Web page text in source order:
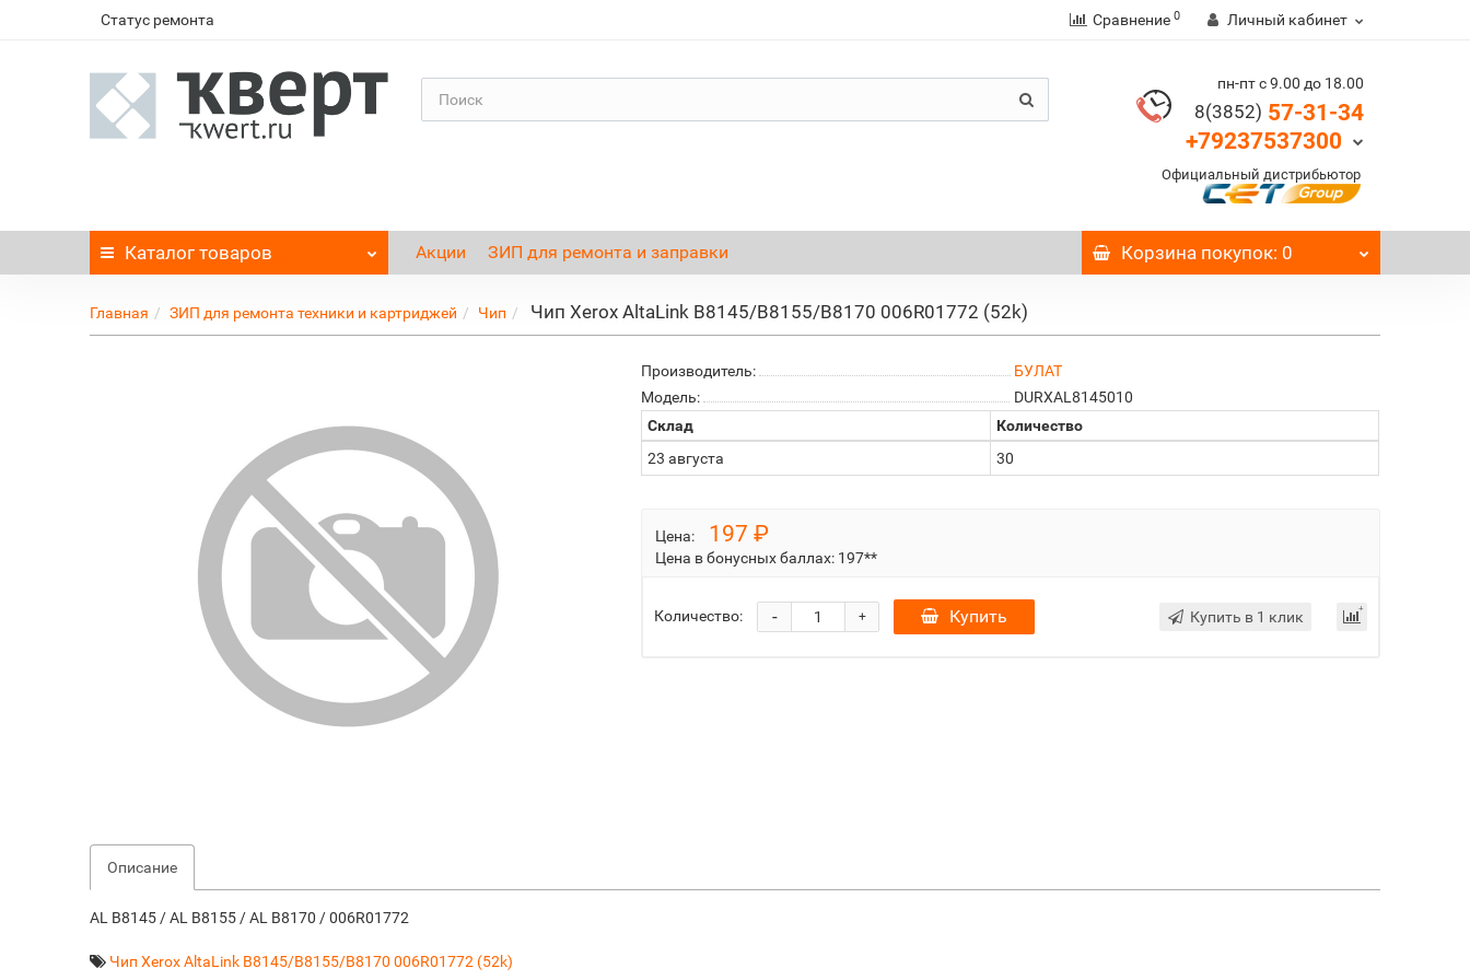
Статус ремонта Сравнение 0 Личный кабинет
пн-пт с 9.00 до 18.00
8(3852) 57-31-34
+79237537300
Официальный дистрибьютор
Каталог товаров Акции ЗИП для ремонта и заправки Корзина покупок: 0
Главная ЗИП для ремонта техники и картриджей Чип Чип Xerox AltaLink B8145/B8155/B8170 006R01772 (52k)
Производитель:
БУЛАТ
Модель:
DURXAL8145010
Склад
Количество
23 августа
30
Цена: 197 ₽
Цена в бонусных баллах: 197**
Количество: +
- Купить Купить в 1 клик
Описание
AL B8145 / AL B8155 / AL B8170 / 006R01772
Чип Xerox AltaLink B8145/B8155/B8170 006R01772 (52k)